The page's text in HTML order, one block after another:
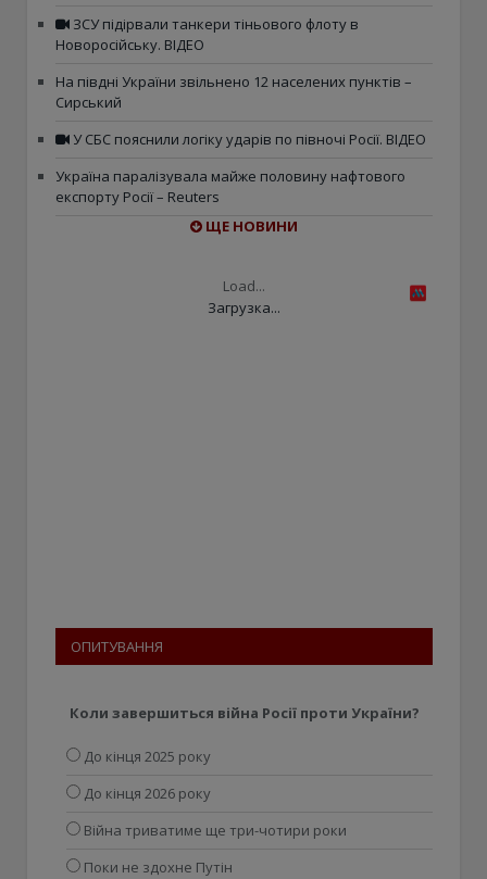
ЗСУ підірвали танкери тіньового флоту в
Новоросійську. ВІДЕО
На півдні України звільнено 12 населених пунктів –
Сирський
У СБС пояснили логіку ударів по півночі Росії. ВІДЕО
Україна паралізувала майже половину нафтового
експорту Росії – Reuters
ЩЕ НОВИНИ
Load...
Загрузка...
ОПИТУВАННЯ
Коли завершиться війна Росії проти України?
До кінця 2025 року
До кінця 2026 року
Війна триватиме ще три-чотири роки
Поки не здохне Путін